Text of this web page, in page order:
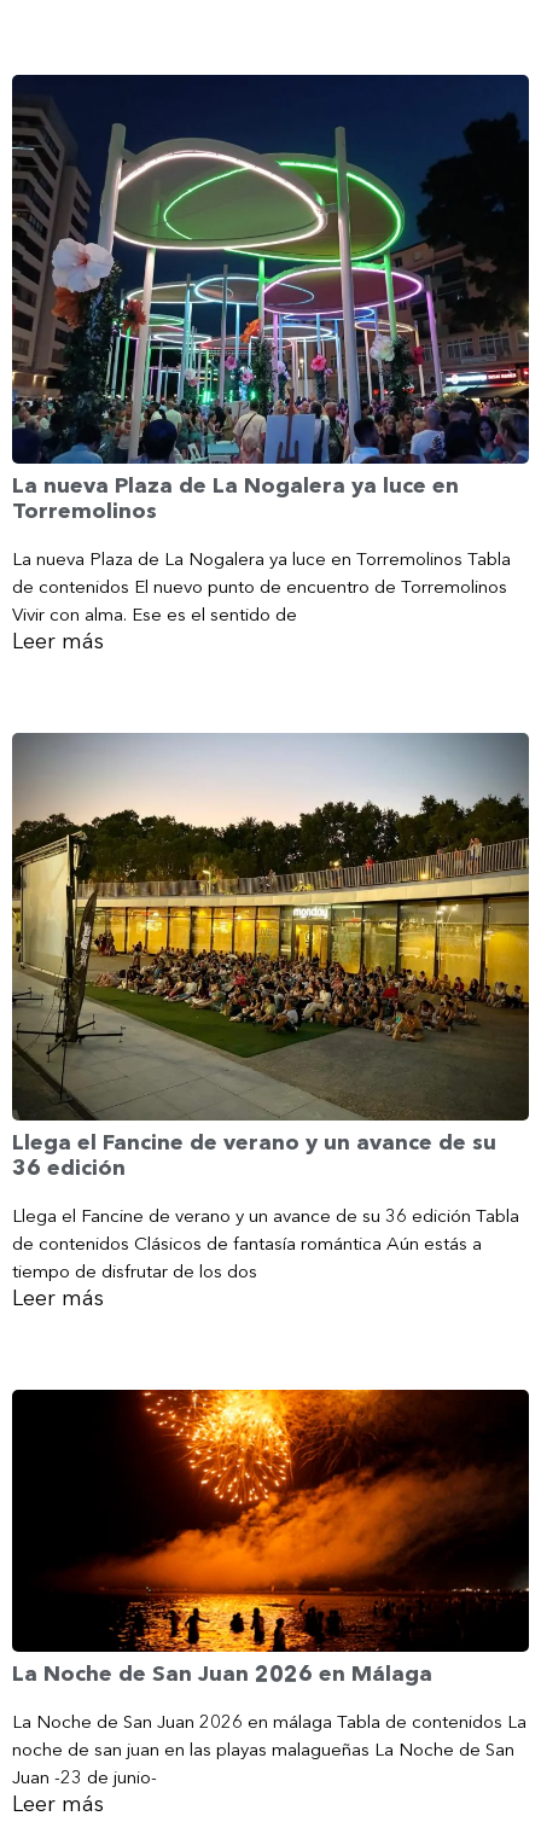
La nueva Plaza de La Nogalera ya luce en
Torremolinos
La nueva Plaza de La Nogalera ya luce en Torremolinos Tabla
de contenidos El nuevo punto de encuentro de Torremolinos
Vivir con alma. Ese es el sentido de
Leer más
Llega el Fancine de verano y un avance de su
36 edición
Llega el Fancine de verano y un avance de su 36 edición Tabla
de contenidos Clásicos de fantasía romántica Aún estás a
tiempo de disfrutar de los dos
Leer más
La Noche de San Juan 2026 en Málaga
La Noche de San Juan 2026 en málaga Tabla de contenidos La
noche de san juan en las playas malagueñas La Noche de San
Juan -23 de junio-
Leer más